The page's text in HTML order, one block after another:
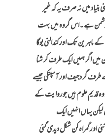
بنیاد میں نہ صرف یہ کہ غیر
دشمن ہے ۔اس گروہ میں بہت
تک اور کندالنی یوگا
اگر ہمیں ایک طرف کر شنا
گر دجیف اور آسپنکی جیسے
علوم ہیں جوروایت کے
لیکن یہاں انہیں ایک
اور گمراہ کن شکل دیدی گئی